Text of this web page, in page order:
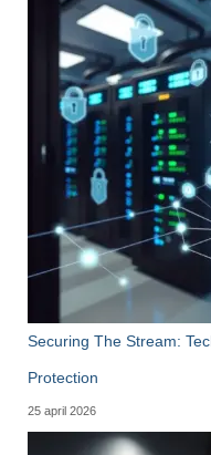
Securing The Stream:
Protection
25 april 2026